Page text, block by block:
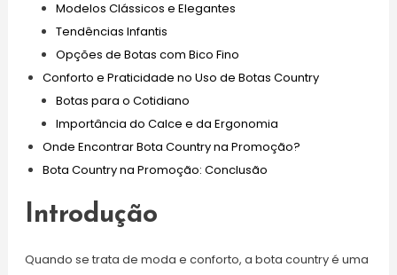
Modelos Clássicos e Elegantes
Tendências Infantis
Opções de Botas com Bico Fino
Conforto e Praticidade no Uso de Botas Country
Botas para o Cotidiano
Importância do Calce e da Ergonomia
Onde Encontrar Bota Country na Promoção?
Bota Country na Promoção: Conclusão
Introdução
Quando se trata de moda e conforto, a bota country é uma